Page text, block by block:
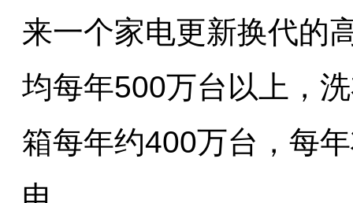
来一个家电更新换代的
均每年500万台以上，
箱每年约400万台，每